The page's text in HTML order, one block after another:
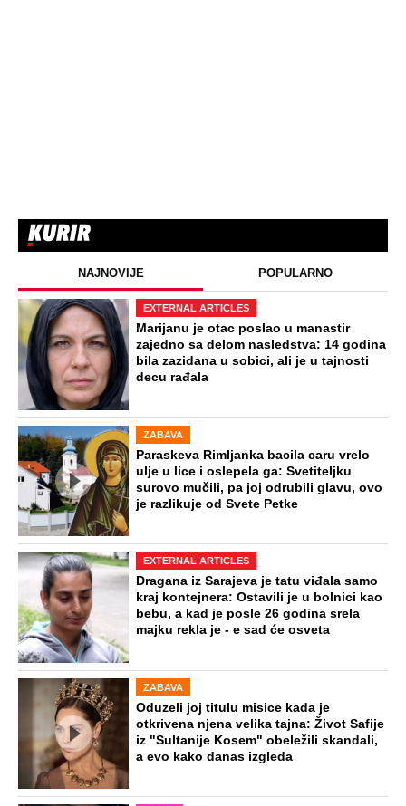
NAJNOVIJE POPULARNO
EXTERNAL ARTICLES
Marijanu je otac poslao u manastir
zajedno sa delom nasledstva: 14 godina
bila zazidana u sobici, ali je u tajnosti
decu rađala
ZABAVA
Paraskeva Rimljanka bacila caru vrelo
ulje u lice i oslepela ga: Svetiteljku
surovo mučili, pa joj odrubili glavu, ovo
je razlikuje od Svete Petke
EXTERNAL ARTICLES
Dragana iz Sarajeva je tatu viđala samo
kraj kontejnera: Ostavili je u bolnici kao
bebu, a kad je posle 26 godina srela
majku rekla je - e sad će osveta
ZABAVA
Oduzeli joj titulu misice kada je
otkrivena njena velika tajna: Život Safije
iz "Sultanije Kosem" obeležili skandali,
a evo kako danas izgleda